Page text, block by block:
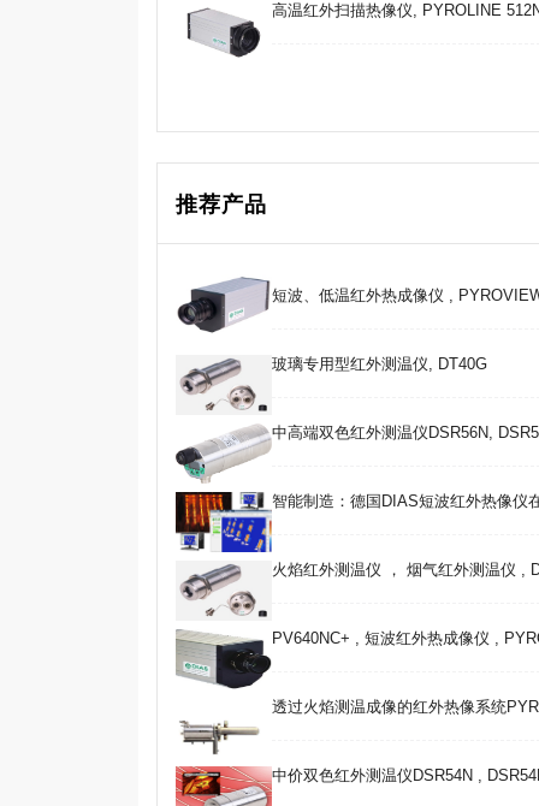
高温红外扫描热像仪, PYROLINE
推荐产品
短波、低温红外热成像仪 ,
玻璃专用型红外测温仪, DT40G
中高端双色红外测温仪DSR56N,
智能制造：德国DIAS短波红外热像仪
火焰红外测温仪 ， 烟气红外测温仪 ,
PV640NC+ , 短波红外热成像仪 ,
透过火焰测温成像的红外热像系统
中价双色红外测温仪DSR54N ,